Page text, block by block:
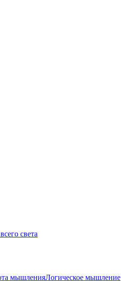
света
мышленияЛогическое мышление